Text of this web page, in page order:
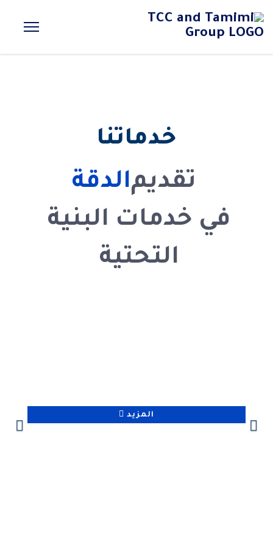
شركة تميمكو (TCC) إحدى شركات مجموعة التميمي، وهي شركة سعودية
داخل المملكة العربية السعودية وخارجها، مدعومة بقدرات وإمكانات فنية
متقدمة وخبرات متخصصة في أعمال الحفر المفتوح والحفر النفقي، من خلال
خدماتنا
تقديمالدقة
في خدمات البنية
التحتية
المزيد